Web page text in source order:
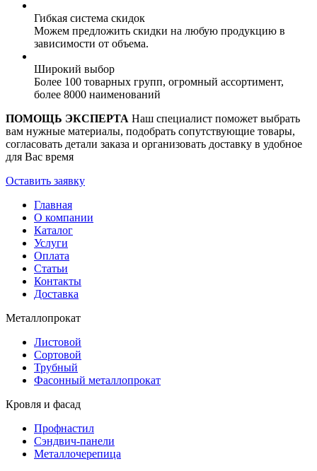
Гибкая система скидок
Можем предложить скидки на любую продукцию в
зависимости от объема.
Широкий выбор
Более 100 товарных групп, огромный ассортимент,
более 8000 наименований
ПОМОЩЬ ЭКСПЕРТА Наш специалист поможет выбрать
вам нужные материалы, подобрать сопутствующие товары,
согласовать детали заказа и организовать доставку в удобное
для Вас время
Оставить заявку
Главная
О компании
Каталог
Услуги
Оплата
Статьи
Контакты
Доставка
Металлопрокат
Листовой
Сортовой
Трубный
Фасонный металлопрокат
Кровля и фасад
Профнастил
Сэндвич-панели
Металлочерепица